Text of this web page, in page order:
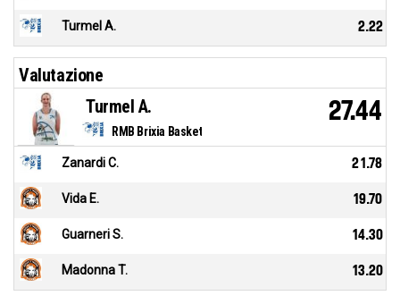
Turmel A. 2.22
Valutazione
RMB Brixia Basket
Turmel A. 27.44
Zanardi C. 21.78
Vida E. 19.70
Guarneri S. 14.30
Madonna T. 13.20